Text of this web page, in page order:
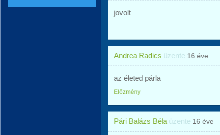
jovolt
Andrea Radics üzente 16 éve
az életed párla
Előzmény
Pári Balázs Béla üzente 16 éve